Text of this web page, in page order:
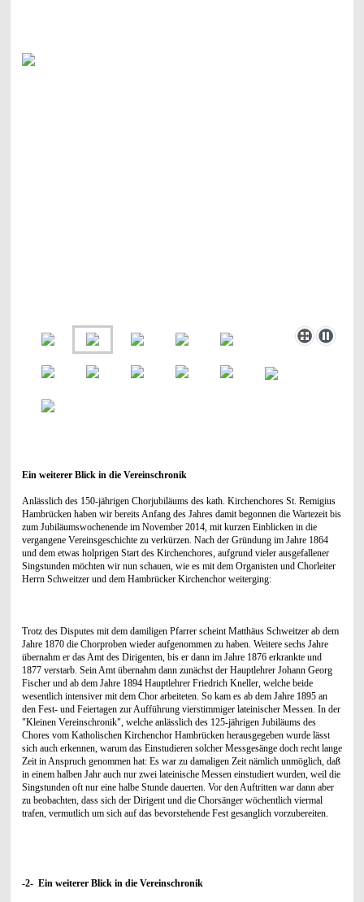
Ein weiterer Blick in die Vereinschronik
Anlässlich des 150-jährigen Chorjubiläums des kath. Kirchenchores St. Remigius
Hambrücken haben wir bereits Anfang des Jahres damit begonnen die Wartezeit bis
zum Jubiläumswochenende im November 2014, mit kurzen Einblicken in die
vergangene Vereinsgeschichte zu verkürzen. Nach der Gründung im Jahre 1864
und dem etwas holprigen Start des Kirchenchores, aufgrund vieler ausgefallener
Singstunden möchten wir nun schauen, wie es mit dem Organisten und Chorleiter
Herrn Schweitzer und dem Hambrücker Kirchenchor weiterging:
Trotz des Disputes mit dem damiligen Pfarrer scheint Matthäus Schweitzer ab dem
Jahre 1870 die Chorproben wieder aufgenommen zu haben. Weitere sechs Jahre
übernahm er das Amt des Dirigenten, bis er dann im Jahre 1876 erkrankte und
1877 verstarb. Sein Amt übernahm dann zunächst der Hauptlehrer Johann Georg
Fischer und ab dem Jahre 1894 Hauptlehrer Friedrich Kneller, welche beide
wesentlich intensiver mit dem Chor arbeiteten. So kam es ab dem Jahre 1895 an
den Fest- und Feiertagen zur Aufführung vierstimmiger lateinischer Messen. In der
"Kleinen Vereinschronik", welche anlässlich des 125-jährigen Jubiläums des
Chores vom Katholischen Kirchenchor Hambrücken herausgegeben wurde lässt
sich auch erkennen, warum das Einstudieren solcher Messgesänge doch recht lange
Zeit in Anspruch genommen hat: Es war zu damaligen Zeit nämlich unmöglich, daß
in einem halben Jahr auch nur zwei lateinische Messen einstudiert wurden, weil die
Singstunden oft nur eine halbe Stunde dauerten. Vor den Auftritten war dann aber
zu beobachten, dass sich der Dirigent und die Chorsänger wöchentlich viermal
trafen, vermutlich um sich auf das bevorstehende Fest gesanglich vorzubereiten.
-2- Ein weiterer Blick in die Vereinschronik